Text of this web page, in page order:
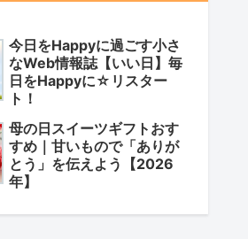
今日をHappyに過ごす小さ
なWeb情報誌【いい日】毎
日をHappyに☆リスター
ト！
母の日スイーツギフトおす
すめ｜甘いもので「ありが
とう」を伝えよう【2026
年】